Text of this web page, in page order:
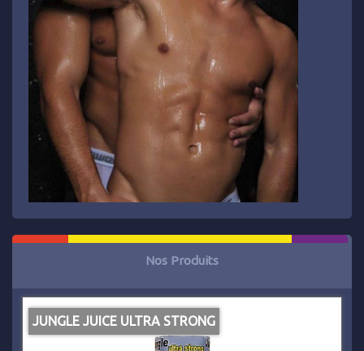
Nos Produits
JUNGLE JUICE ULTRA STRONG